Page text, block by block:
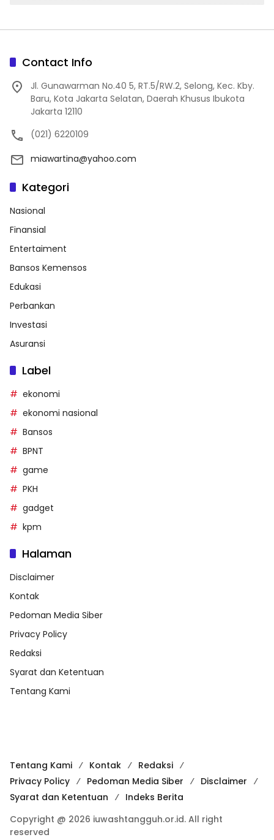
Contact Info
Jl. Gunawarman No.40 5, RT.5/RW.2, Selong, Kec. Kby.
Baru, Kota Jakarta Selatan, Daerah Khusus Ibukota
Jakarta 12110
(021) 6220109
miawartina@yahoo.com
Kategori
Nasional
Finansial
Entertaiment
Bansos Kemensos
Edukasi
Perbankan
Investasi
Asuransi
Label
ekonomi
ekonomi nasional
Bansos
BPNT
game
PKH
gadget
kpm
Halaman
Disclaimer
Kontak
Pedoman Media Siber
Privacy Policy
Redaksi
Syarat dan Ketentuan
Tentang Kami
Tentang Kami Kontak
Redaksi
Privacy Policy
Pedoman Media Siber
Disclaimer
Syarat dan Ketentuan
Indeks Berita
Copyright @ 2026 iuwashtangguh.or.id. All right
reserved